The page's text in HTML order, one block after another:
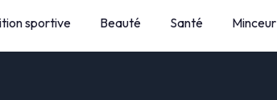
sportive Beauté Santé Minceur